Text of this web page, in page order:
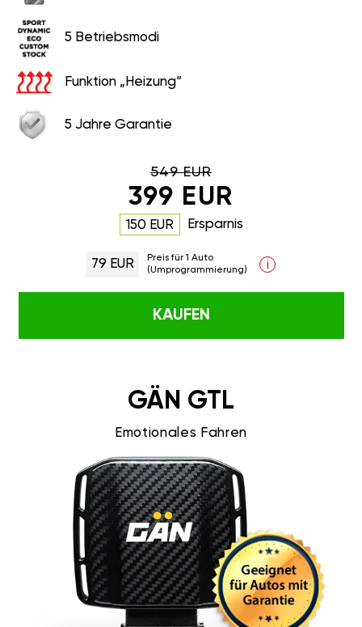
5 Betriebsmodi
Funktion „Heizung“
5 Jahre Garantie
549 EUR
399 EUR
150 EUR Ersparnis
79 EUR
Preis für 1 Auto
(Umprogrammierung)
i
KAUFEN
GÄN GTL
Emotionales Fahren